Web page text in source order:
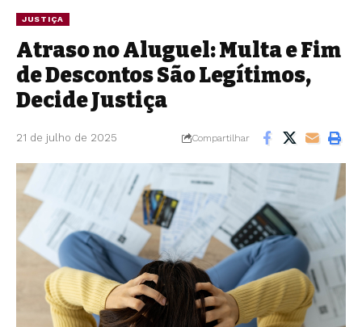
JUSTIÇA
Atraso no Aluguel: Multa e Fim
de Descontos São Legítimos,
Decide Justiça
21 de julho de 2025 Compartilhar